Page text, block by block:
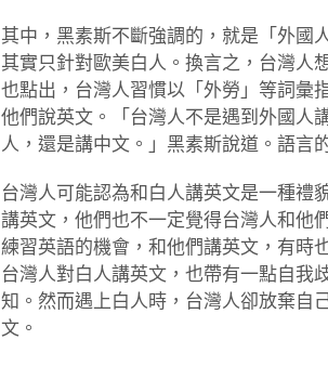
其中，黑素斯不斷強調的，就是「外國
其實只針對歐美白人。換言之，台灣人
也點出，台灣人習慣以「外勞」等詞彙
他們說英文。「台灣人不是遇到外國人
人，還是講中文。」黑素斯說道。語言
台灣人可能認為和白人講英文是一種禮
講英文，他們也不一定覺得台灣人和他
練習英語的機會，和他們講英文，有時
台灣人對白人講英文，也帶有一點自我
知。然而遇上白人時，台灣人卻放棄自
文。